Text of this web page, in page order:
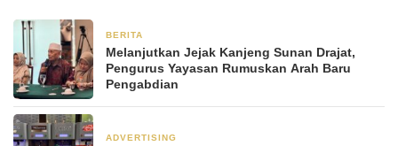
BERITA
Melanjutkan Jejak Kanjeng Sunan Drajat,
Pengurus Yayasan Rumuskan Arah Baru
Pengabdian
ADVERTISING